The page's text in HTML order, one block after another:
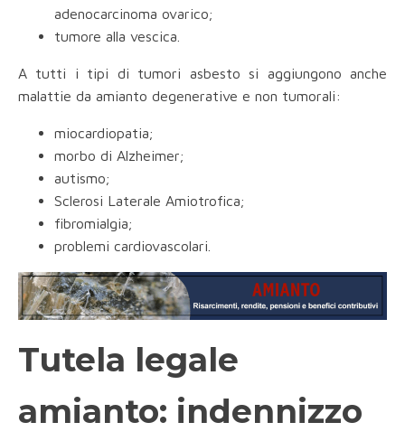
adenocarcinoma ovarico;
tumore alla vescica.
A tutti i tipi di tumori asbesto si aggiungono anche
malattie da amianto degenerative e non tumorali:
miocardiopatia;
morbo di Alzheimer;
autismo;
Sclerosi Laterale Amiotrofica;
fibromialgia;
problemi cardiovascolari.
Tutela legale
amianto: indennizzo